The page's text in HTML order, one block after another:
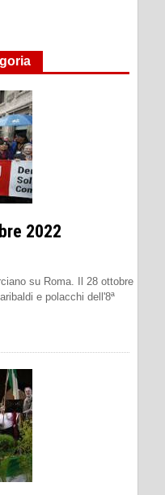
2022
su Roma. Il 28 ottobre
e polacchi dell'8ª